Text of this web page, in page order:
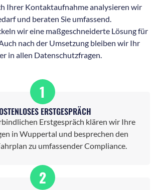
Ihrer Kontaktaufnahme analysieren wir
und beraten Sie umfassend.
wir eine maßgeschneiderte Lösung für
nach der Umsetzung bleiben wir Ihr
in allen Datenschutzfragen.
1
ERSTGESPRÄCH
Erstgespräch klären wir Ihre
in Wuppertal und besprechen den
zu umfassender Compliance.
2